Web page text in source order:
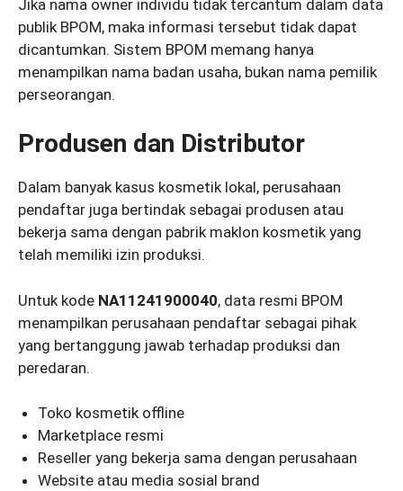
Jika nama owner individu tidak tercantum dalam data
publik BPOM, maka informasi tersebut tidak dapat
dicantumkan. Sistem BPOM memang hanya
menampilkan nama badan usaha, bukan nama pemilik
perseorangan.
Produsen dan Distributor
Dalam banyak kasus kosmetik lokal, perusahaan
pendaftar juga bertindak sebagai produsen atau
bekerja sama dengan pabrik maklon kosmetik yang
telah memiliki izin produksi.
Untuk kode NA11241900040, data resmi BPOM
menampilkan perusahaan pendaftar sebagai pihak
yang bertanggung jawab terhadap produksi dan
peredaran.
Toko kosmetik offline
Marketplace resmi
Reseller yang bekerja sama dengan perusahaan
Website atau media sosial brand